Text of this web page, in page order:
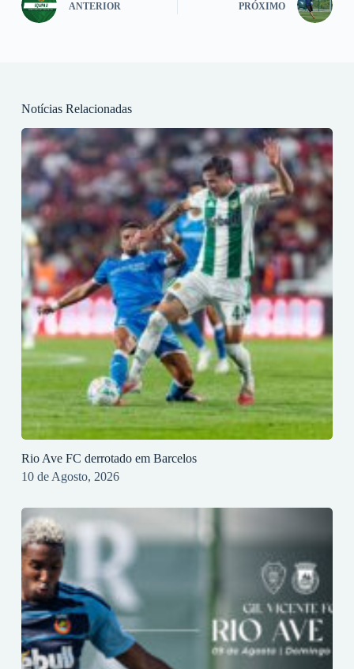
ANTERIOR PRÓXIMO
Notícias Relacionadas
Rio Ave FC derrotado em Barcelos
10 de Agosto, 2026